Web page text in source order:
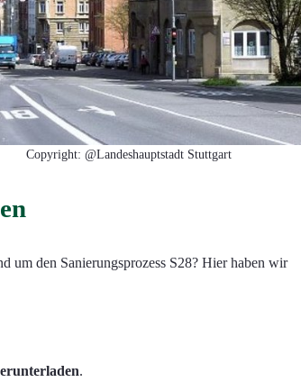
Copyright: @Landeshauptstadt Stuttgart
um den Sanierungsprozess S28? Hier haben wir
.